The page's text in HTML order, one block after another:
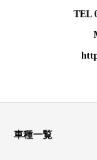
TEL
車種一覧